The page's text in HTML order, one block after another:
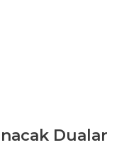
Dualar